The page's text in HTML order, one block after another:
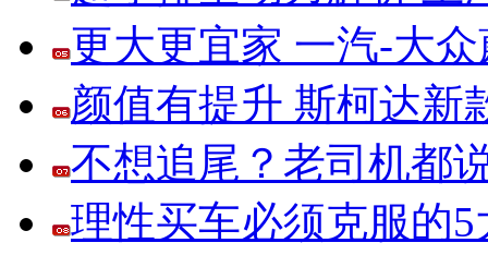
更大更宜家 一汽-大
颜值有提升 斯柯达新
不想追尾？老司机都
理性买车必须克服的5